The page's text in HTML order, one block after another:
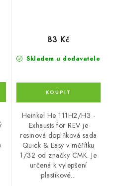
Skladem u dodavatele
83 Kč
Heinkel He 111H2/H3 -
Exhausts for REV je
resinová doplňková sada
Quick & Easy v měřítku
1/32 od značky CMK. Je
určená k vylepšení
plastikové...